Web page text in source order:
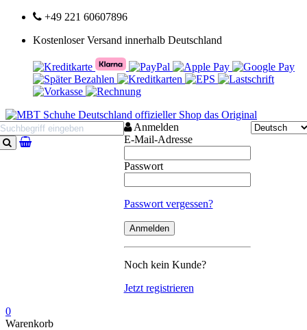
+49 221 60607896
Kostenloser Versand innerhalb Deutschland
Suchen
Anmelden
E-Mail-Adresse
Passwort
Passwort vergessen?
Noch kein Kunde?
Jetzt registrieren
0
Warenkorb